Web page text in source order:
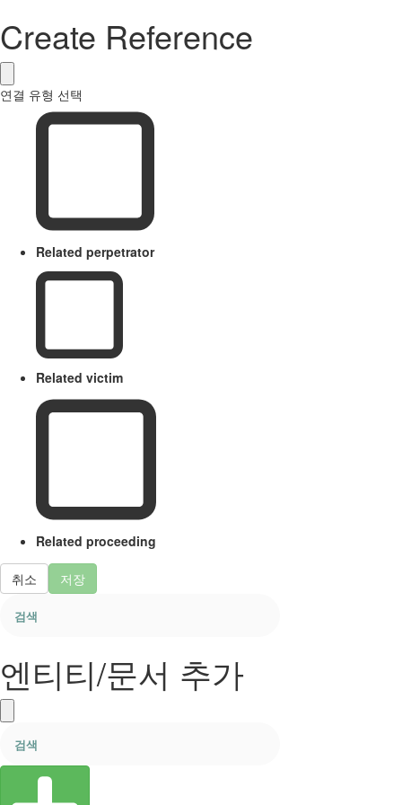
Create Reference
연결 유형 선택
Related perpetrator
Related victim
Related proceeding
취소 저장
엔티티/문서 추가